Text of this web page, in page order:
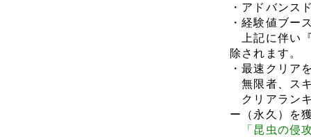
・アドバンス
・経験値ブー
上記に伴い
除されます。
・最速クリア
無限者、ス
クリアラン
ー（永久）を
「昆虫の侵